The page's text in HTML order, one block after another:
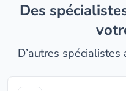
Des spécialistes comparables dans
D’autres